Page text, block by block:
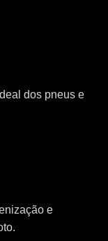
dos pneus e
e